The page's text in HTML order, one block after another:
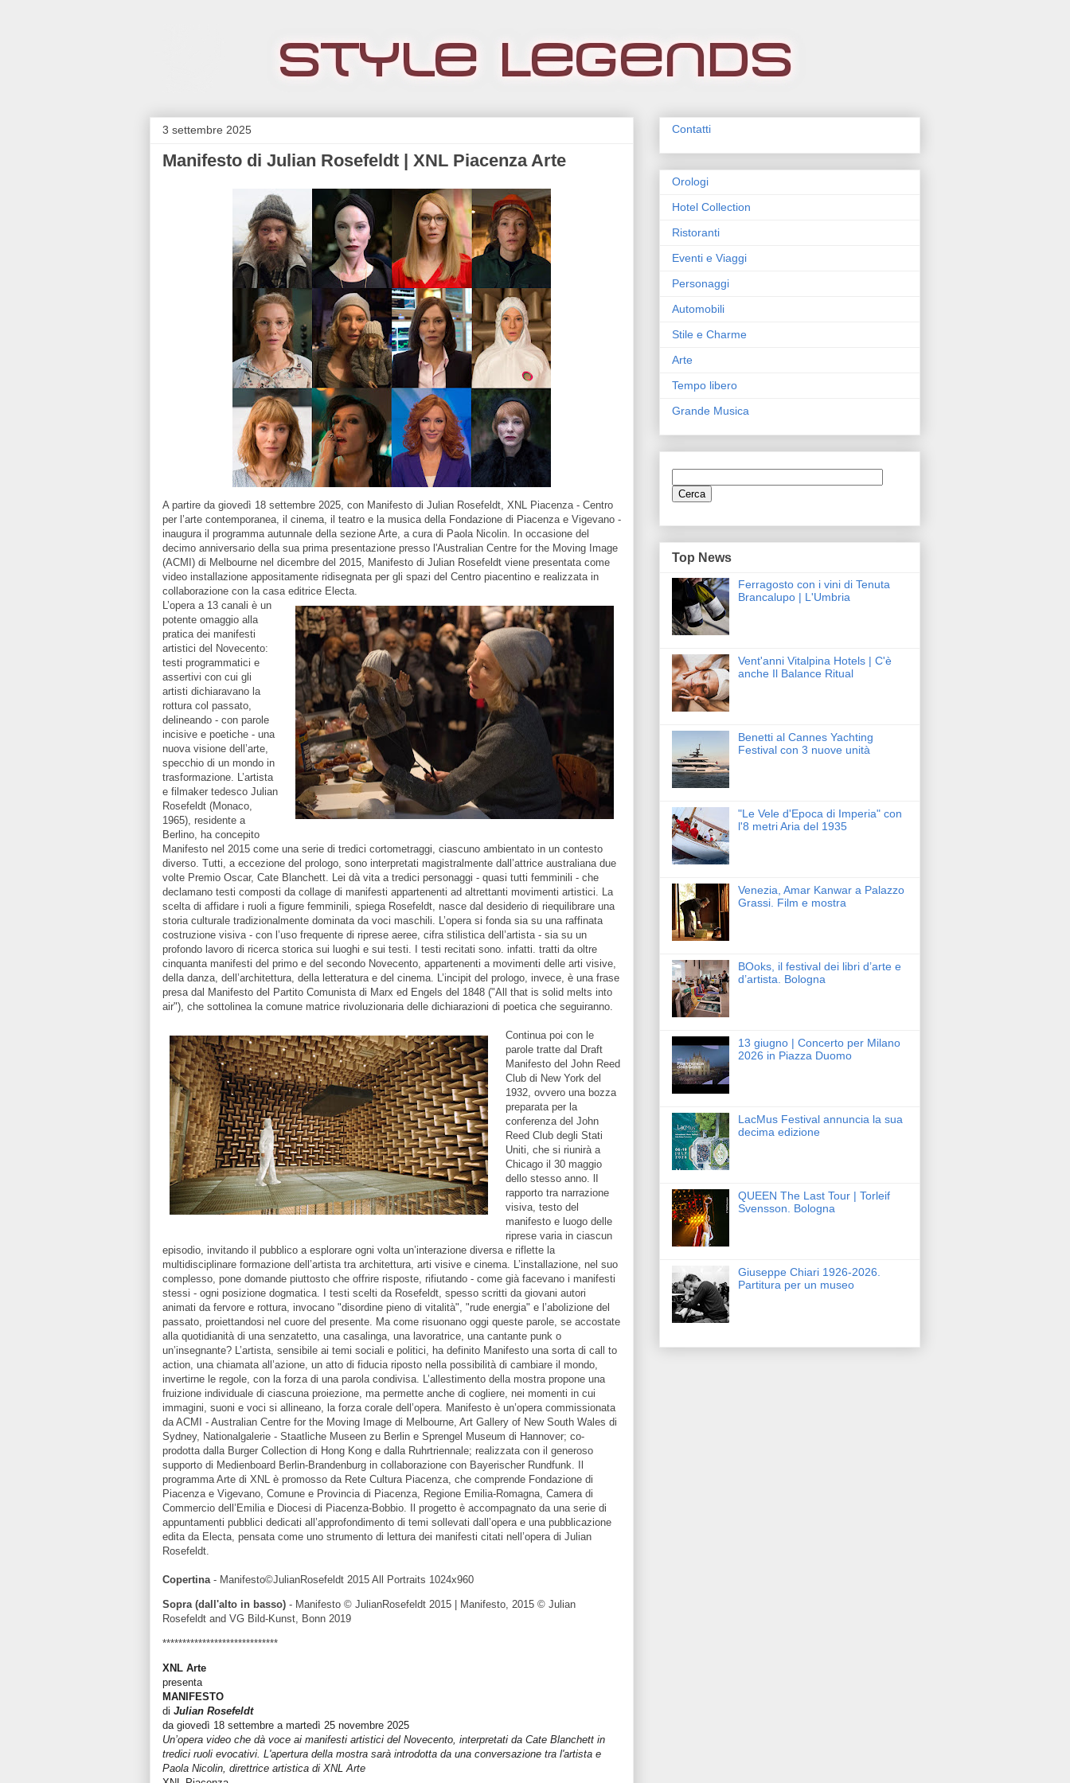
3 settembre 2025
Manifesto di Julian Rosefeldt | XNL Piacenza Arte
A partire da giovedì 18 settembre 2025, con Manifesto di Julian Rosefeldt, XNL Piacenza - Centro
per l’arte contemporanea, il cinema, il teatro e la musica della Fondazione di Piacenza e Vigevano -
inaugura il programma autunnale della sezione Arte, a cura di Paola Nicolin. In occasione del
decimo anniversario della sua prima presentazione presso l'Australian Centre for the Moving Image
(ACMI) di Melbourne nel dicembre del 2015, Manifesto di Julian Rosefeldt viene presentata come
video installazione appositamente ridisegnata per gli spazi del Centro piacentino e realizzata in
collaborazione con la casa editrice Electa.
L’opera a 13 canali è un
potente omaggio alla
pratica dei manifesti
artistici del Novecento:
testi programmatici e
assertivi con cui gli
artisti dichiaravano la
rottura col passato,
delineando - con parole
incisive e poetiche - una
nuova visione dell’arte,
specchio di un mondo in
trasformazione. L’artista
e filmaker tedesco Julian
Rosefeldt (Monaco,
1965), residente a
Berlino, ha concepito
Manifesto nel 2015 come una serie di tredici cortometraggi, ciascuno ambientato in un contesto
diverso. Tutti, a eccezione del prologo, sono interpretati magistralmente dall’attrice australiana due
volte Premio Oscar, Cate Blanchett. Lei dà vita a tredici personaggi - quasi tutti femminili - che
declamano testi composti da collage di manifesti appartenenti ad altrettanti movimenti artistici. La
scelta di affidare i ruoli a figure femminili, spiega Rosefeldt, nasce dal desiderio di riequilibrare una
storia culturale tradizionalmente dominata da voci maschili. L’opera si fonda sia su una raffinata
costruzione visiva - con l’uso frequente di riprese aeree, cifra stilistica dell’artista - sia su un
profondo lavoro di ricerca storica sui luoghi e sui testi. I testi recitati sono. infatti. tratti da oltre
cinquanta manifesti del primo e del secondo Novecento, appartenenti a movimenti delle arti visive,
della danza, dell’architettura, della letteratura e del cinema. L’incipit del prologo, invece, è una frase
presa dal Manifesto del Partito Comunista di Marx ed Engels del 1848 ("All that is solid melts into
air"), che sottolinea la comune matrice rivoluzionaria delle dichiarazioni di poetica che seguiranno.
Continua poi con le
parole tratte dal Draft
Manifesto del John Reed
Club di New York del
1932, ovvero una bozza
preparata per la
conferenza del John
Reed Club degli Stati
Uniti, che si riunirà a
Chicago il 30 maggio
dello stesso anno. lI
rapporto tra narrazione
visiva, testo del
manifesto e luogo delle
riprese varia in ciascun
episodio, invitando il pubblico a esplorare ogni volta un’interazione diversa e riflette la
multidisciplinare formazione dell’artista tra architettura, arti visive e cinema. L’installazione, nel suo
complesso, pone domande piuttosto che offrire risposte, rifiutando - come già facevano i manifesti
stessi - ogni posizione dogmatica. I testi scelti da Rosefeldt, spesso scritti da giovani autori
animati da fervore e rottura, invocano "disordine pieno di vitalità", "rude energia" e l’abolizione del
passato, proiettandosi nel cuore del presente. Ma come risuonano oggi queste parole, se accostate
alla quotidianità di una senzatetto, una casalinga, una lavoratrice, una cantante punk o
un’insegnante? L’artista, sensibile ai temi sociali e politici, ha definito Manifesto una sorta di call to
action, una chiamata all’azione, un atto di fiducia riposto nella possibilità di cambiare il mondo,
invertirne le regole, con la forza di una parola condivisa. L’allestimento della mostra propone una
fruizione individuale di ciascuna proiezione, ma permette anche di cogliere, nei momenti in cui
immagini, suoni e voci si allineano, la forza corale dell’opera. Manifesto è un’opera commissionata
da ACMI - Australian Centre for the Moving Image di Melbourne, Art Gallery of New South Wales di
Sydney, Nationalgalerie - Staatliche Museen zu Berlin e Sprengel Museum di Hannover; co-
prodotta dalla Burger Collection di Hong Kong e dalla Ruhrtriennale; realizzata con il generoso
supporto di Medienboard Berlin-Brandenburg in collaborazione con Bayerischer Rundfunk. Il
programma Arte di XNL è promosso da Rete Cultura Piacenza, che comprende Fondazione di
Piacenza e Vigevano, Comune e Provincia di Piacenza, Regione Emilia-Romagna, Camera di
Commercio dell’Emilia e Diocesi di Piacenza-Bobbio. Il progetto è accompagnato da una serie di
appuntamenti pubblici dedicati all’approfondimento di temi sollevati dall’opera e una pubblicazione
edita da Electa, pensata come uno strumento di lettura dei manifesti citati nell’opera di Julian
Rosefeldt.
Copertina- Manifesto©JulianRosefeldt 2015 All Portraits 1024x960
Sopra (dall'alto in basso) - Manifesto © JulianRosefeldt 2015
| Manifesto, 2015 © Julian
Rosefeldt and VG Bild-Kunst, Bonn 2019
*****************************
XNL Arte
presenta
MANIFESTO
di Julian Rosefeldt
da giovedì 18 settembre a martedì 25 novembre 2025
Un’opera video che dà voce ai manifesti artistici del Novecento, interpretati da Cate Blanchett in
tredici ruoli evocativi. L'apertura della mostra sarà introdotta da una conversazione tra l'artista e
Paola Nicolin, direttrice artistica di XNL Arte
Contatti
Orologi
Hotel Collection
Ristoranti
Eventi e Viaggi
Personaggi
Automobili
Stile e Charme
Arte
Tempo libero
Grande Musica
Top News
Ferragosto con i vini di Tenuta
Brancalupo | L'Umbria
Vent'anni Vitalpina Hotels | C'è
anche Il Balance Ritual
Benetti al Cannes Yachting
Festival con 3 nuove unità
"Le Vele d'Epoca di Imperia" con
l'8 metri Aria del 1935
Venezia, Amar Kanwar a Palazzo
Grassi. Film e mostra
BOoks, il festival dei libri d’arte e
d’artista. Bologna
13 giugno | Concerto per Milano
2026 in Piazza Duomo
LacMus Festival annuncia la sua
decima edizione
QUEEN The Last Tour | Torleif
Svensson. Bologna
Giuseppe Chiari 1926-2026.
Partitura per un museo